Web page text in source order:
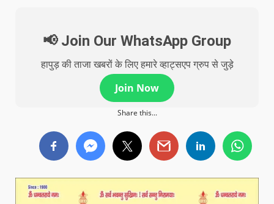
📢 Join Our WhatsApp Group
हापुड़ की ताजा खबरों के लिए हमारे व्हाट्सएप ग्रुप से जुड़े
Join Now
Share this...